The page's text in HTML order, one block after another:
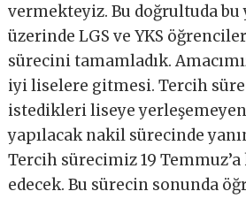
vermekteyiz. Bu doğrultuda bu
üzerinde LGS ve YKS
sürecini tamamladık.
iyi liselere gitmesi. Tercih
istedikleri liseye
yapılacak nakil sürecinde
Tercih sürecimiz 19
edecek. Bu sürecin sonunda